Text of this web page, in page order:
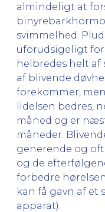
almindeligt at
svimmelhed.
uforudsigeligt
helbredes helt af
af blivende
forekommer,
lidelsen bedres,
måned og er
måneder.
generende og
og de
forbedre
kan få gavn af et
apparat).